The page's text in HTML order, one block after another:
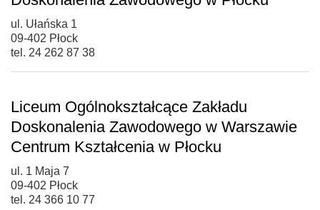
ul. Ułańska 1
09-402 Płock
tel. 24 262 87 38
Liceum Ogólnokształcące Zakładu
Doskonalenia Zawodowego w Warszawie
Centrum Kształcenia w Płocku
ul. 1 Maja 7
09-402 Płock
tel. 24 366 10 77